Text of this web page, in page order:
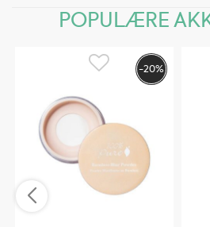
POPULÆRE
-20%